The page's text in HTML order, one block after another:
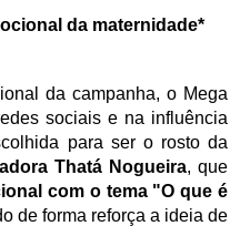
da maternidade*
da campanha, o Mega
sociais e na influência
para ser o rosto da
Thatá Nogueira, que
com o tema "O que é
de forma reforça a ideia de